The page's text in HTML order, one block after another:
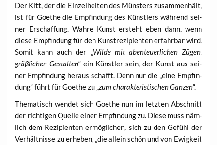
Der Kitt, der die Ein­zel­hei­ten des Müns­ters zusam­men­hält,
ist für Goe­the die Emp­fin­dung des Künst­lers wäh­rend sei­
ner Erschaf­fung. Wah­re Kunst ersteht eben dann, wenn
die­se Emp­fin­dung für den Kunst­re­zi­pi­en­ten erfahr­bar wird.
Somit kann auch der „ Wil­de mit aben­teu­er­li­chen Zügen,
gräß­li­chen Gestal­ten“ ein Künst­ler sein, der Kunst aus sei­
ner Emp­fin­dung her­aus schafft. Denn nur die „eine Emp­fin­
dung“ führt für Goe­the zu „ zum cha­rak­te­ris­ti­schen Gan­zen“.
The­ma­tisch wen­det sich Goe­the nun im letz­ten Abschnitt
der rich­ti­gen Quel­le einer Emp­fin­dung zu. Die­se muss näm­
lich dem Rezi­pi­en­ten ermög­li­chen, sich zu den Gefühl der
Ver­hält­nis­se zu erhe­ben, „die allein schön und von Ewig­keit